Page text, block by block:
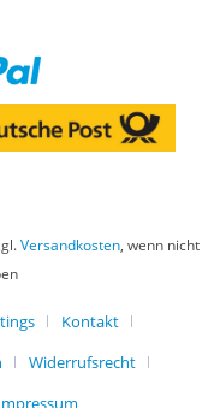
Versandkosten, wenn nicht
Kontakt
Widerrufsrecht